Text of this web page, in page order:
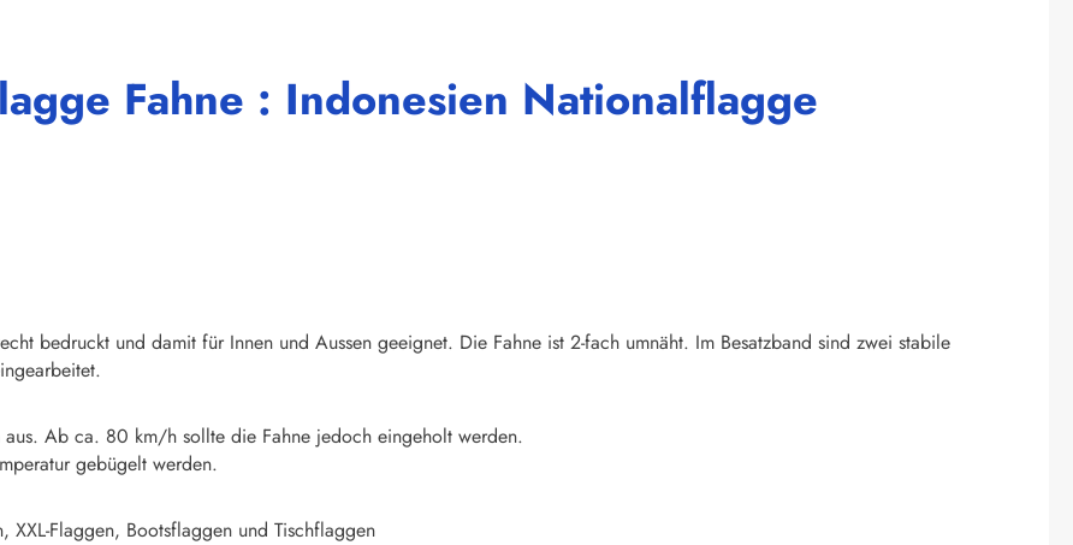
Fahne : Indonesien Nationalflagge
bedruckt und damit für Innen und Aussen geeignet. Die Fahne ist 2-fach umnäht. Im Besatzband sind zwei stabile
Ab ca. 80 km/h sollte die Fahne jedoch eingeholt werden.
gebügelt werden.
Flaggen, Bootsflaggen und Tischflaggen